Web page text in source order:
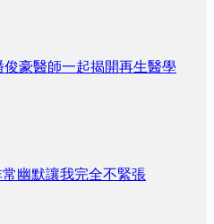
俊豪醫師一起揭開再生醫學
幽默讓我完全不緊張